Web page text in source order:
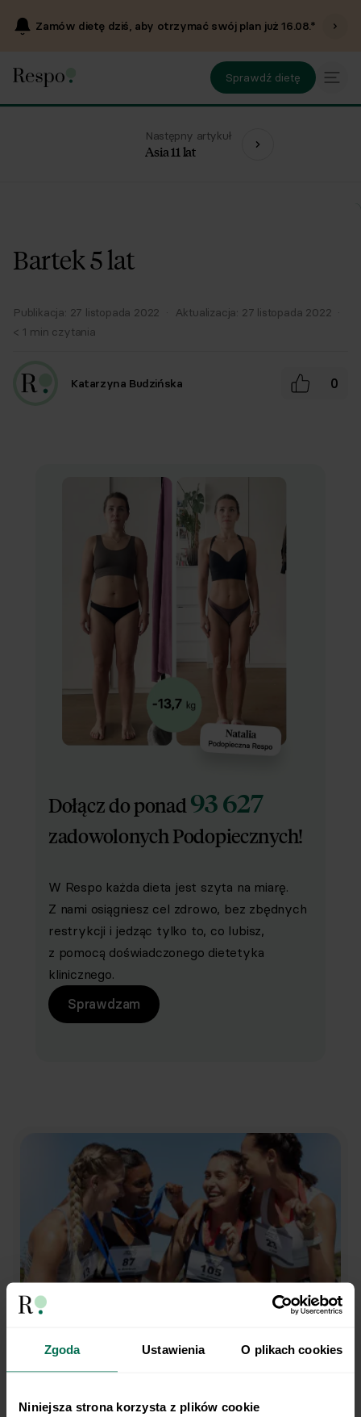
Zgoda Ustawienia O plikach cookies
Niniejsza strona korzysta z plików cookie
Zamów dietę dziś, aby otrzymać swój plan już16.08.*
Sprawdź dietę
Następny artykuł
Asia 11 lat
Bartek 5 lat
Publikacja: 27 listopada 2022 · Aktualizacja: 27 listopada 2022 ·
< 1 min czytania
Katarzyna Budzińska 0
Dołącz do ponad93 627
zadowolonych Podopiecznych!
W Respo każda dieta jest szyta na miarę.
Z nami osiągniesz cel zdrowo, bez zbędnych
restrykcji i jedząc tylko to, co lubisz,
z pomocą doświadczonego dietetyka
klinicznego.
Sprawdzam
Trenujesz regularnie?
My robimy dietę.